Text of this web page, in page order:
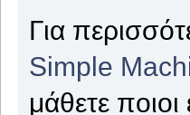
Για
Simple
μάθετε